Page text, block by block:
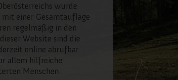
wurde
einer Gesamtauflage
regelmäßig in den
Website sind die
online abrufbar
allem hilfreiche
Menschen.